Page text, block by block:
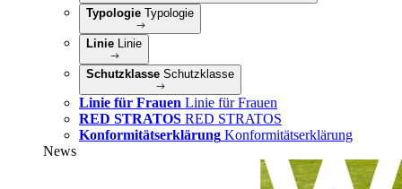
Typologie Typologie
Linie Linie
Schutzklasse Schutzklasse
Linie für Frauen Linie für Frauen
RED STRATOS RED STRATOS
Konformitätserklärung Konformitätserklärung
News